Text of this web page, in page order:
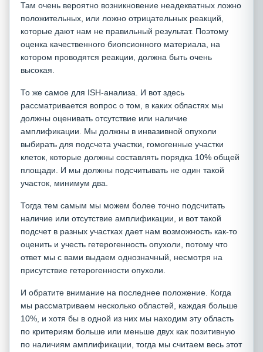
Там очень вероятно возникновение неадекватных ложно
положительных, или ложно отрицательных реакций,
которые дают нам не правильный результат. Поэтому
оценка качественного биопсионного материала, на
котором проводятся реакции, должна быть очень
высокая.
То же самое для ISH-анализа. И вот здесь
рассматривается вопрос о том, в каких областях мы
должны оценивать отсутствие или наличие
амплификации. Мы должны в инвазивной опухоли
выбирать для подсчета участки, гомогенные участки
клеток, которые должны составлять порядка 10% общей
площади. И мы должны подсчитывать не один такой
участок, минимум два.
Тогда тем самым мы можем более точно подсчитать
наличие или отсутствие амплификации, и вот такой
подсчет в разных участках дает нам возможность как-то
оценить и учесть гетерогенность опухоли, потому что
ответ мы с вами выдаем однозначный, несмотря на
присутствие гетерогенности опухоли.
И обратите внимание на последнее положение. Когда
мы рассматриваем несколько областей, каждая больше
10%, и хотя бы в одной из них мы находим эту область
по критериям больше или меньше двух как позитивную
по наличиям амплификации, тогда мы считаем весь этот